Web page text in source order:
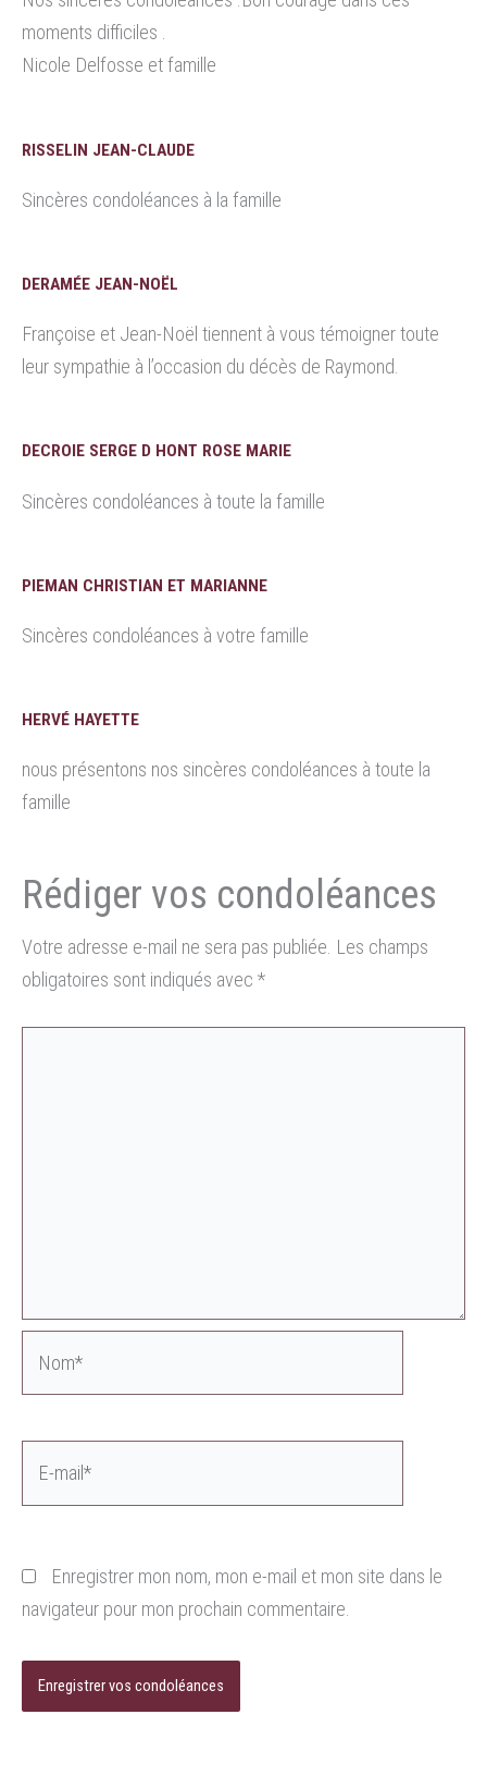
moments difficiles .
Nicole Delfosse et famille
RISSELIN JEAN-CLAUDE
Sincères condoléances à la famille
DERAMÉE JEAN-NOËL
Françoise et Jean-Noël tiennent à vous témoigner toute
leur sympathie à l’occasion du décès de Raymond.
DECROIE SERGE D HONT ROSE MARIE
Sincères condoléances à toute la famille
PIEMAN CHRISTIAN ET MARIANNE
Sincères condoléances à votre famille
HERVÉ HAYETTE
nous présentons nos sincères condoléances à toute la
famille
Votre adresse e-mail ne sera pas publiée. Les champs
obligatoires sont indiqués avec *
Enregistrer mon nom, mon e-mail et mon site dans le
navigateur pour mon prochain commentaire.